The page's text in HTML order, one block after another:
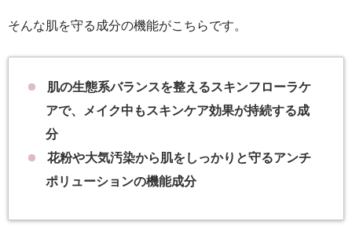
そんな肌を守る成分の機能がこちらです。
肌の生態系バランスを整えるスキンフローラケ
アで、メイク中もスキンケア効果が持続する成
分
花粉や大気汚染から肌をしっかりと守るアンチ
ポリューションの機能成分